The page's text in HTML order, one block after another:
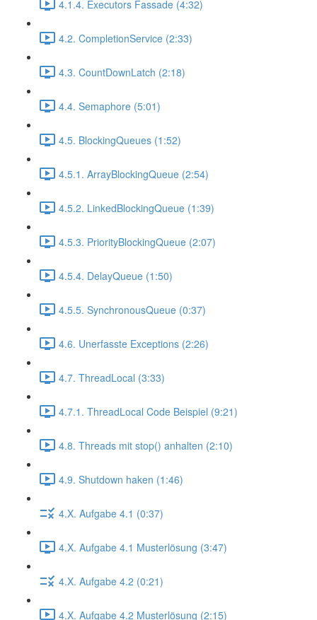
4.1.4. Executors Fassade (4:32)
4.2. CompletionService (2:33)
4.3. CountDownLatch (2:18)
4.4. Semaphore (5:01)
4.5. BlockingQueues (1:52)
4.5.1. ArrayBlockingQueue (2:54)
4.5.2. LinkedBlockingQueue (1:39)
4.5.3. PriorityBlockingQueue (2:07)
4.5.4. DelayQueue (1:50)
4.5.5. SynchronousQueue (0:37)
4.6. Unerfasste Exceptions (2:26)
4.7. ThreadLocal (3:33)
4.7.1. ThreadLocal Code Beispiel (9:21)
4.8. Threads mit stop() anhalten (2:10)
4.9. Shutdown haken (1:46)
4.X. Aufgabe 4.1 (0:37)
4.X. Aufgabe 4.1 Musterlösung (3:47)
4.X. Aufgabe 4.2 (0:21)
4.X. Aufgabe 4.2 Musterlösung (2:15)